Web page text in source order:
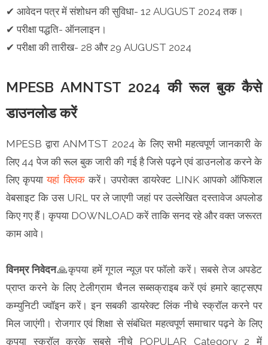
✔ आवेदन पत्र में संशोधन की सुविधा- 12 AUGUST 2024 तक।
✔ परीक्षा पद्धति- ऑनलाइन।
✔ परीक्षा की तारीख- 28 और 29 AUGUST 2024
MPESB AMNTST 2024 की रूल बुक कैसे
डाउनलोड करें
MPESB द्वारा ANMTST 2024 के लिए सभी महत्वपूर्ण जानकारी के
लिए 44 पेज की रूल बुक जारी की गई है जिसे पढ़ने एवं डाउनलोड करने के
लिए कृपयायहां क्लिककरें। उपरोक्त डायरेक्ट LINK आपको ऑफिशल
वेबसाइट कि उस URL पर ले जाएगी जहां पर उल्लेखित दस्तावेज अपलोड
किए गए हैं। कृपया DOWNLOAD करें ताकि सनद रहे और वक्त जरूरत
काम आवे।
विनम्र निवेदन🙏कृपया हमें गूगल न्यूज़ पर फॉलो करें। सबसे तेज अपडेट
प्राप्त करने के लिए टेलीग्राम चैनल सब्सक्राइब करें एवं हमारे व्हाट्सएप
कम्युनिटी ज्वॉइन करें। इन सबकी डायरेक्ट लिंक नीचे स्क्रॉल करने पर
मिल जाएंगी। रोजगार एवं शिक्षा से संबंधित महत्वपूर्ण समाचार पढ़ने के लिए
कृपया स्क्रॉल करके सबसे नीचे POPULAR Category 2 में